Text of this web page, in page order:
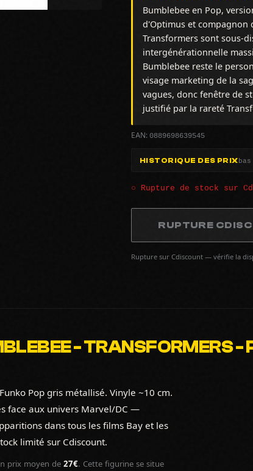
Bumblebee en Pop,
d'Optimus et compagnon
Transformers sont sous-
intergénérationnelle
Bumblebee reste le
visage marketing de la
vagues, donc fenêtre de
justifié par la rareté
EAN: 0889698639545
HISTORIQUE DES PRIX
○ Rupture de stock sur
RUPTURE
Rupture sur Cdiscount — vérifie la
- TRANSFORMERS -
Pop gris métallisé. Vinyle ~10 cm.
face aux univers Marvel/DC —
dans tous les films Bay et les
limité sur Cdiscount.
prix moyen de 27€. Cette figurine se situe